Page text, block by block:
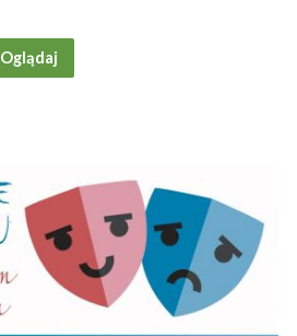
Oglądaj